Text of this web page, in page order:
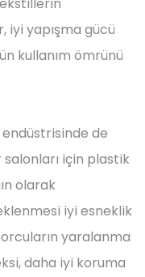
iyi yapışma gücü
kullanım ömrünü
de
salonları için plastik
olarak
iyi esneklik
yaralanma
daha iyi koruma